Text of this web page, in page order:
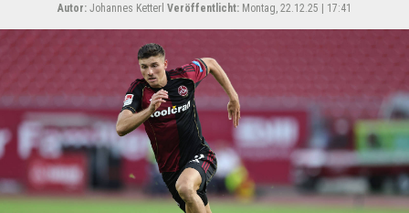
Autor: Johannes Ketterl Veröffentlicht: Montag, 22.12.25 | 17:41